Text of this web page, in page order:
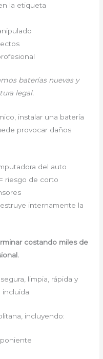
la etiqueta
baterías nuevas y
legal.
instalar una batería
provocar daños
del auto
riesgo de corto
internamente la
costando miles de
limpia, rápida y
incluyendo: